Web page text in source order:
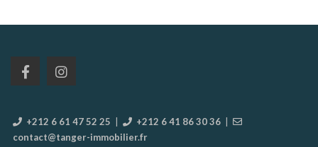
+212 6 61 47 52 25 +212 6 41 86 30 36
contact@tanger-immobilier.fr